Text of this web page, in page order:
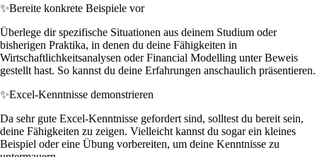
✨Bereite konkrete Beispiele vor
Überlege dir spezifische Situationen aus deinem Studium oder
bisherigen Praktika, in denen du deine Fähigkeiten in
Wirtschaftlichkeitsanalysen oder Financial Modelling unter Beweis
gestellt hast. So kannst du deine Erfahrungen anschaulich präsentieren.
✨Excel-Kenntnisse demonstrieren
Da sehr gute Excel-Kenntnisse gefordert sind, solltest du bereit sein,
deine Fähigkeiten zu zeigen. Vielleicht kannst du sogar ein kleines
Beispiel oder eine Übung vorbereiten, um deine Kenntnisse zu